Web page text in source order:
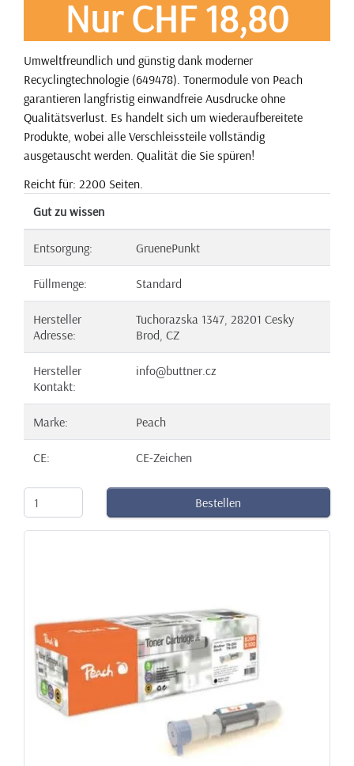
Nur CHF 18,80
Umweltfreundlich und günstig dank moderner
Recyclingtechnologie (649478). Tonermodule von Peach
garantieren langfristig einwandfreie Ausdrucke ohne
Qualitätsverlust. Es handelt sich um wiederaufbereitete
Produkte, wobei alle Verschleissteile vollständig
ausgetauscht werden. Qualität die Sie spüren!
Reicht für: 2200 Seiten.
Gut zu wissen
Entsorgung: GruenePunkt
Füllmenge: Standard
Hersteller
Adresse:
Tuchorazska 1347, 28201 Cesky
Brod, CZ
Hersteller
Kontakt:
info@buttner.cz
Marke: Peach
CE: CE-Zeichen
Bestellen